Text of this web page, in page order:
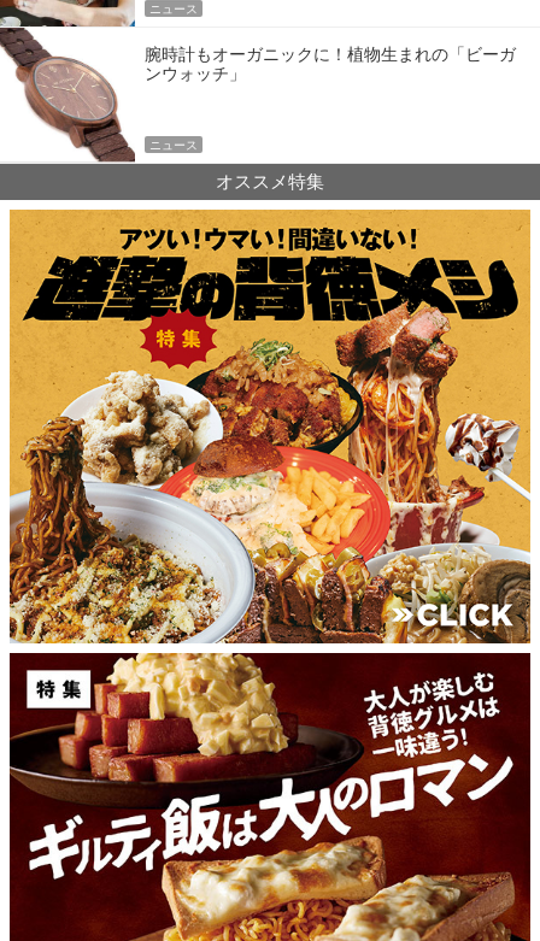
ニュース
腕時計もオーガニックに！植物生まれの「ビーガ
ンウォッチ」
ニュース
オススメ特集